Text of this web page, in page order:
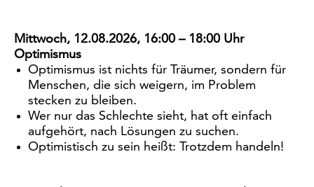
Mittwoch, 12.08.2026, 16:00 – 18:00 Uhr
Optimismus
Optimismus ist nichts für Träumer, sondern für
Menschen, die sich weigern, im Problem
stecken zu bleiben.
Wer nur das Schlechte sieht, hat oft einfach
aufgehört, nach Lösungen zu suchen.
Optimistisch zu sein heißt: Trotzdem handeln!